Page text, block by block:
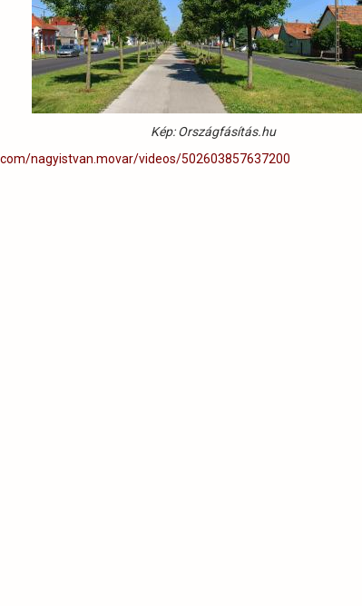
Kép: Országfásítás.hu
nagyistvan.movar/videos/502603857637200